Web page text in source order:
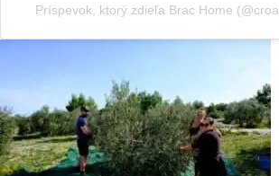
Príspevok, ktorý zdieľa Brac Home